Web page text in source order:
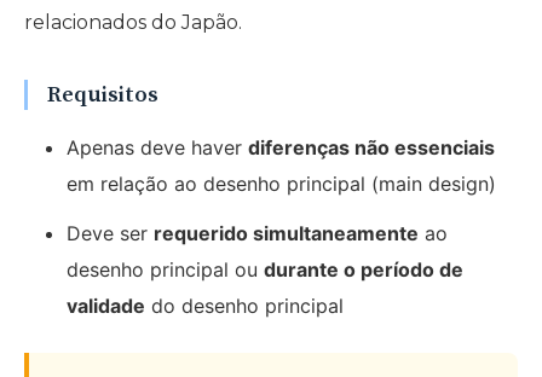
relacionados do Japão.
Requisitos
Apenas deve haverdiferenças não essenciais
em relação ao desenho principal (main design)
Deve ser requerido simultaneamente ao
desenho principal oudurante o período de
validade do desenho principal